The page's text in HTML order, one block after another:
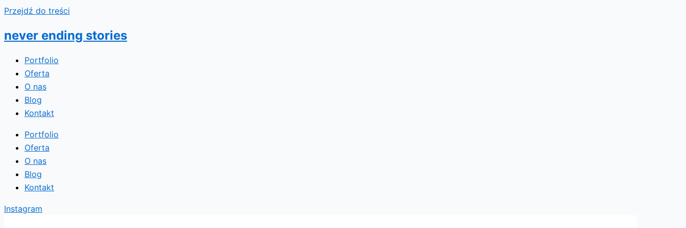
Przejdź do treści
never ending stories
Portfolio
Oferta
O nas
Blog
Kontakt
Portfolio
Oferta
O nas
Blog
Kontakt
Instagram